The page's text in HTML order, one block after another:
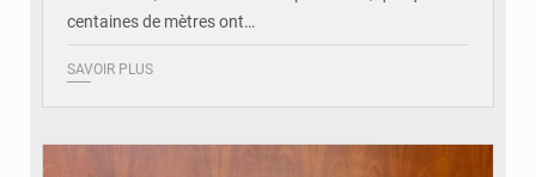
centaines de mètres ont…
SAVOIR PLUS